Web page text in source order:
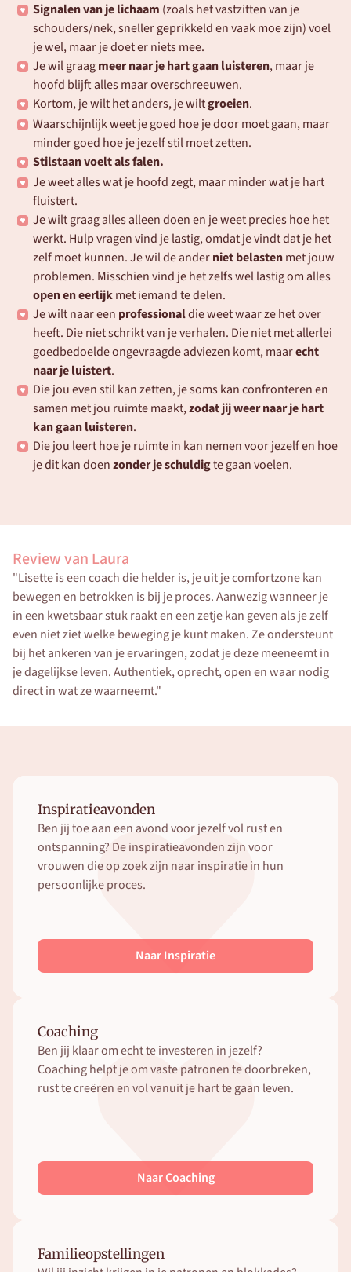
Signalen van je lichaam (zoals het vastzitten van je
schouders/nek, sneller geprikkeld en vaak moe zijn) voel
je wel, maar je doet er niets mee.
Je wil graag meer naar je hart gaan luisteren, maar je
hoofd blijft alles maar overschreeuwen.
Kortom, je wilt het anders, je wilt groeien.
Waarschijnlijk weet je goed hoe je door moet gaan, maar
minder goed hoe je jezelf stil moet zetten.
Stilstaan voelt als falen.
Je weet alles wat je hoofd zegt, maar minder wat je hart
fluistert.
Je wilt graag alles alleen doen en je weet precies hoe het
werkt. Hulp vragen vind je lastig, omdat je vindt dat je het
zelf moet kunnen. Je wil de ander niet belasten met jouw
open en eerlijk met iemand te delen.
Je wilt naar een professional die weet waar ze het over
heeft. Die niet schrikt van je verhalen. Die niet met allerlei
goedbedoelde ongevraagde adviezen komt, maar echt
naar je luistert.
Die jou even stil kan zetten, je soms kan confronteren en
samen met jou ruimte maakt, zodat jij weer naar je hart
kan gaan luisteren.
Die jou leert hoe je ruimte in kan nemen voor jezelf en hoe
je dit kan doen zonder je schuldig te gaan voelen.
Review van Laura
"Lisette is een coach die helder is, je uit je comfortzone kan
bewegen en betrokken is bij je proces. Aanwezig wanneer je
in een kwetsbaar stuk raakt en een zetje kan geven als je zelf
even niet ziet welke beweging je kunt maken. Ze ondersteunt
bij het ankeren van je ervaringen, zodat je deze meeneemt in
je dagelijkse leven. Authentiek, oprecht, open en waar nodig
direct in wat ze waarneemt."
Inspiratieavonden
Ben jij toe aan een avond voor jezelf vol rust en
ontspanning? De inspiratieavonden zijn voor
vrouwen die op zoek zijn naar inspiratie in hun
persoonlijke proces.
Naar Inspiratie
Coaching
Ben jij klaar om echt te investeren in jezelf?
Coaching helpt je om vaste patronen te doorbreken,
rust te creëren en vol vanuit je hart te gaan leven.
Naar Coaching
Familieopstellingen